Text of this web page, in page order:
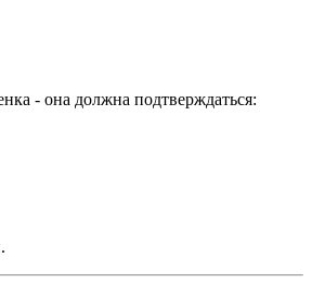
- она должна подтверждаться: